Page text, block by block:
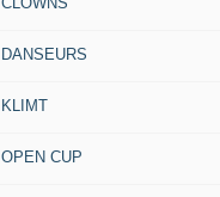
DANSEURS
KLIMT
OPEN CUP